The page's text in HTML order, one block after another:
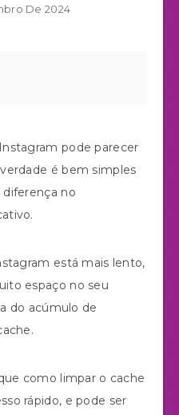
De 2024
pode parecer
é bem simples
no
está mais lento,
espaço no seu
do acúmulo de
como limpar o cache
rápido, e pode ser